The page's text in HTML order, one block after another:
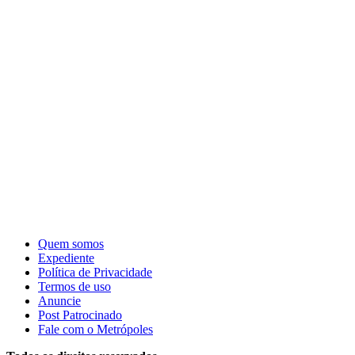
Quem somos
Expediente
Política de Privacidade
Termos de uso
Anuncie
Post Patrocinado
Fale com o Metrópoles